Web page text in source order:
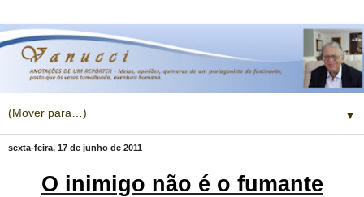
▼
sexta-feira, 17 de junho de 2011
O inimigo não é o fumante